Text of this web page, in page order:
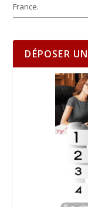
France.
DÉPOSER